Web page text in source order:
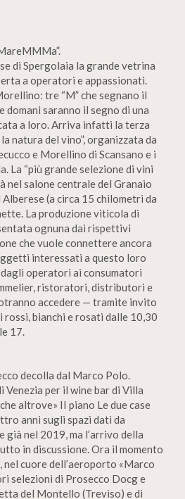
di Spergolaia la grande vetrina
a operatori e appassionati.
tre “M” che segnano il
saranno il segno di una
a loro. Arriva infatti la terza
natura del vino”, organizzata da
e Morellino di Scansano e i
La “più grande selezione di vini
nel salone centrale del Granaio
(a circa 15 chilometri da
La produzione viticola di
ognuna dai rispettivi
che vuole connettere ancora
interessati a questo loro
operatori ai consumatori
ristoratori, distributori e
accedere — tramite invito
bianchi e rosati dalle 10,30
17.
decolla dal Marco Polo.
per il wine bar di Villa
altrove» II piano Le due case
anni sugli spazi dati da
nel 2019, ma l’arrivo della
in discussione. Ora il momento
cuore dell’aeroporto «Marco
selezioni di Prosecco Docg e
del Montello (Treviso) e di